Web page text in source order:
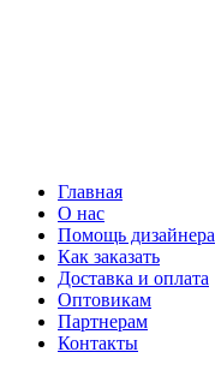
Главная
О нас
Помощь дизайнера
Как заказать
Доставка и оплата
Оптовикам
Партнерам
Контакты